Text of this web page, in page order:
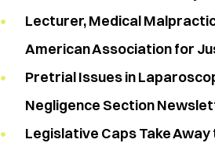
Lecturer, Medical
American Association for
Pretrial Issues in
Negligence Section
Legislative Caps Take Away